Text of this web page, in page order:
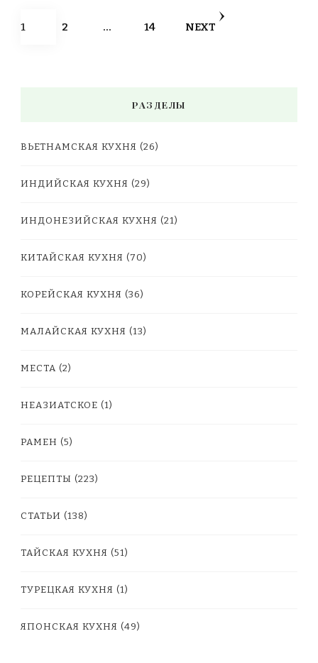
Posts
PAGE
1 PAGE
2 … PAGE
14 NEXT
РАЗДЕЛЫ
ВЬЕТНАМСКАЯ КУХНЯ (26)
ИНДИЙСКАЯ КУХНЯ (29)
ИНДОНЕЗИЙСКАЯ КУХНЯ (21)
КИТАЙСКАЯ КУХНЯ (70)
КОРЕЙСКАЯ КУХНЯ (36)
МАЛАЙСКАЯ КУХНЯ (13)
МЕСТА (2)
НЕАЗИАТСКОЕ (1)
РАМЕН (5)
РЕЦЕПТЫ (223)
СТАТЬИ (138)
ТАЙСКАЯ КУХНЯ (51)
ТУРЕЦКАЯ КУХНЯ (1)
ЯПОНСКАЯ КУХНЯ (49)